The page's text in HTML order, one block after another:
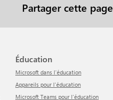
Partager cette page
Éducation
Microsoft dans l'éducation
Appareils pour l'éducation
Microsoft Teams pour l'éducation